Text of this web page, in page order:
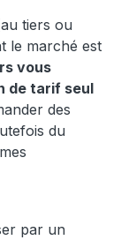
tiers ou
le marché est
vous
de tarif seul
des
du
par un